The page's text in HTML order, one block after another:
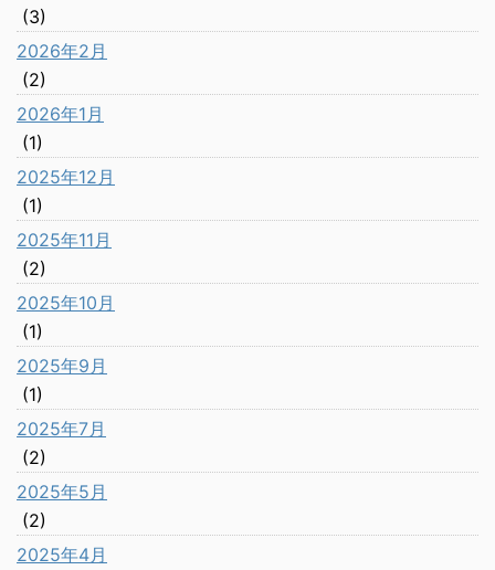
(3)
2026年2月
(2)
2026年1月
(1)
2025年12月
(1)
2025年11月
(2)
2025年10月
(1)
2025年9月
(1)
2025年7月
(2)
2025年5月
(2)
2025年4月